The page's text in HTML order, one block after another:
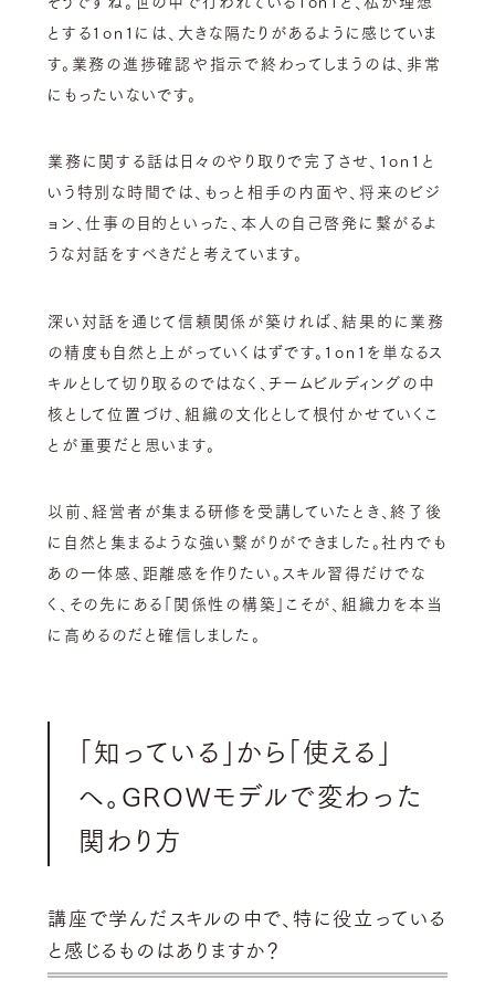
とする1on1には、大きな隔たりがあるように感じていま
す。業務の進捗確認や指示で終わってしまうのは、非常
にもったいないです。
業務に関する話は日々のやり取りで完了させ、1on1と
いう特別な時間では、もっと相手の内面や、将来のビジ
ョン、仕事の目的といった、本人の自己啓発に繋がるよ
うな対話をすべきだと考えています。
深い対話を通じて信頼関係が築ければ、結果的に業務
の精度も自然と上がっていくはずです。1on1を単なるス
キルとして切り取るのではなく、チームビルディングの中
核として位置づけ、組織の文化として根付かせていくこ
とが重要だと思います。
以前、経営者が集まる研修を受講していたとき、終了後
に自然と集まるような強い繋がりができました。社内でも
あの一体感、距離感を作りたい。スキル習得だけでな
く、その先にある「関係性の構築」こそが、組織力を本当
に高めるのだと確信しました。
「知っている」から「使える」
へ。GROWモデルで変わった
関わり方
講座で学んだスキルの中で、特に役立っている
と感じるものはありますか？